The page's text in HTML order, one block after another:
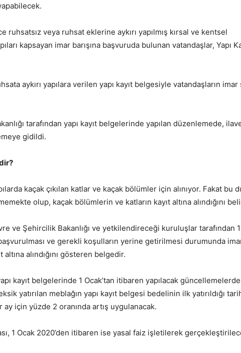
ruhsatsız veya ruhsat eklerine aykırı yapılmış kırsal ve kentsel
kapsayan imar barışına başvuruda bulunan vatandaşlar, Yapı
aykırı yapılara verilen yapı kayıt belgesiyle vatandaşların
tarafından yapı kayıt belgelerinde yapılan düzenlemede,
gidildi.
kaçak çıkılan katlar ve kaçak bölümler için alınıyor. Fakat bu
olup, kaçak bölümlerin ve katların kayıt altına alındığını
ve Şehircilik Bakanlığı ve yetkilendireceği kuruluşlar tarafından
ve gerekli koşulların yerine getirilmesi durumunda
altına alındığını gösteren belgedir.
kayıt belgelerinde 1 Ocak’tan itibaren yapılacak
yatırılan meblağın yapı kayıt belgesi bedelinin ilk yatırıldığı
ay için yüzde 2 oranında artış uygulanacak.
1 Ocak 2020’den itibaren ise yasal faiz işletilerek